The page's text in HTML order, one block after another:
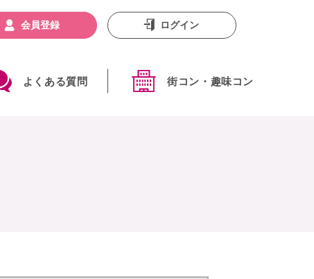
よくある質問 街コン・趣味コン
会員登録 ログイン